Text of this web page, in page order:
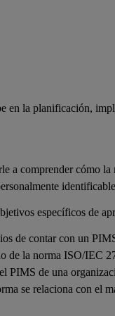
en la planificación,
a comprender cómo
específicos de
de contar con un
de la norma ISO/IEC
PIMS de una
se relaciona con el